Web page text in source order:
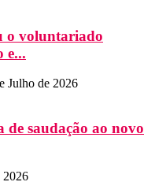
o voluntariado
e...
Julho de 2026
saudação ao novo
2026